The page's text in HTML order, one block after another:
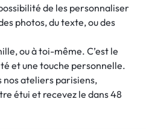
de les personnaliser
photos, du texte, ou des
ou à toi-même. C’est le
et une touche personnelle.
nos ateliers parisiens,
étui et recevez le dans 48